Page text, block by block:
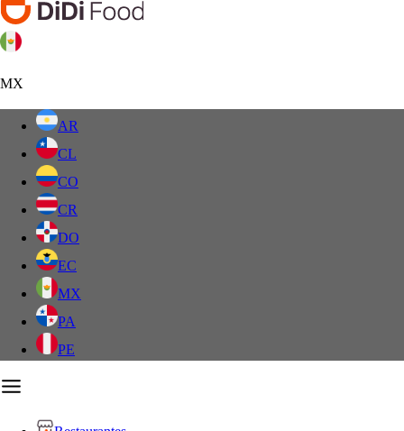
MX
AR
CL
CO
CR
DO
EC
MX
PA
PE